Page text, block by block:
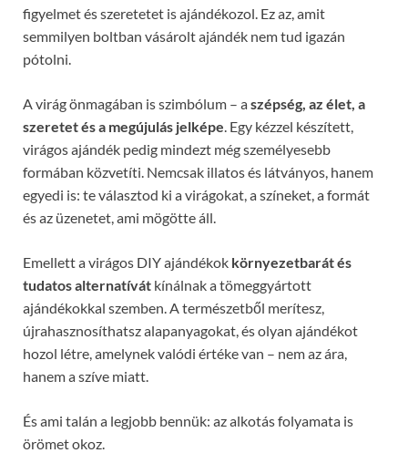
figyelmet és szeretetet is ajándékozol. Ez az, amit
semmilyen boltban vásárolt ajándék nem tud igazán
pótolni.
A virág önmagában is szimbólum – aszépség, az élet, a
szeretet és a megújulás jelképe. Egy kézzel készített,
virágos ajándék pedig mindezt még személyesebb
formában közvetíti. Nemcsak illatos és látványos, hanem
egyedi is: te választod ki a virágokat, a színeket, a formát
és az üzenetet, ami mögötte áll.
Emellett a virágos DIY ajándékok környezetbarát és
tudatos alternatívát kínálnak a tömeggyártott
ajándékokkal szemben. A természetből merítesz,
újrahasznosíthatsz alapanyagokat, és olyan ajándékot
hozol létre, amelynek valódi értéke van – nem az ára,
hanem a szíve miatt.
És ami talán a legjobb bennük: az alkotás folyamata is
örömet okoz.